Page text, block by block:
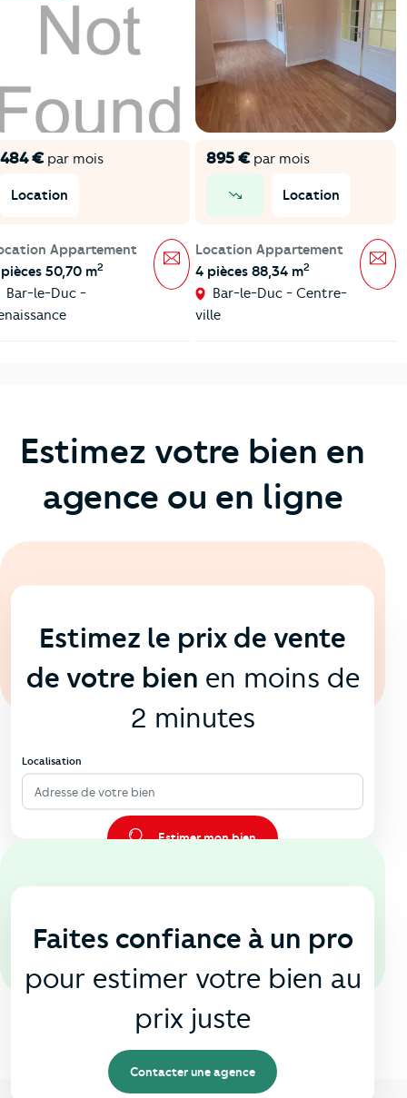
484 €par mois
Location
Appartement
50,70 m2
Bar-le-Duc -
Message
895 €par mois
Location
Location Appartement
4 pièces 88,34 m2
Bar-le-Duc - Centre-
ville
Estimez votre bien en
agence ou en ligne
Estimez le prix de vente
de votre bien en moins de
2 minutes
Localisation
Adresse de votre bien
Estimer mon bien
En agence
Faites confiance à un pro
pour estimer votre bien au
prix juste
Contacter une agence